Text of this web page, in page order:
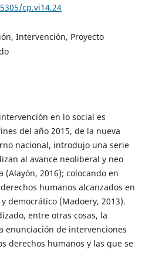
cp.vi14.24
Intervención, Proyecto
en lo social es
del año 2015, de la nueva
nacional, introdujo una serie
al avance neoliberal y neo
2016); colocando en
humanos alcanzados en
democrático (Madoery, 2013).
entre otras cosas, la
enunciación de intervenciones
derechos humanos y las que se